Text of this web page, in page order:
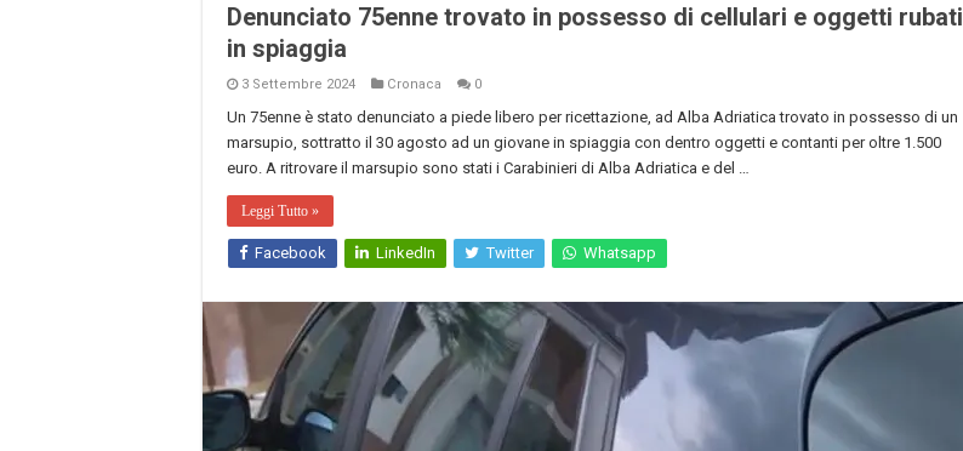
Denunciato 75enne trovato in possesso di cellulari e oggetti rubati
in spiaggia
3 Settembre 2024 Cronaca 0
Un 75enne è stato denunciato a piede libero per ricettazione, ad Alba Adriatica trovato in possesso di un
marsupio, sottratto il 30 agosto ad un giovane in spiaggia con dentro oggetti e contanti per oltre 1.500
euro. A ritrovare il marsupio sono stati i Carabinieri di Alba Adriatica e del …
Leggi Tutto »
Facebook LinkedIn Twitter Whatsapp